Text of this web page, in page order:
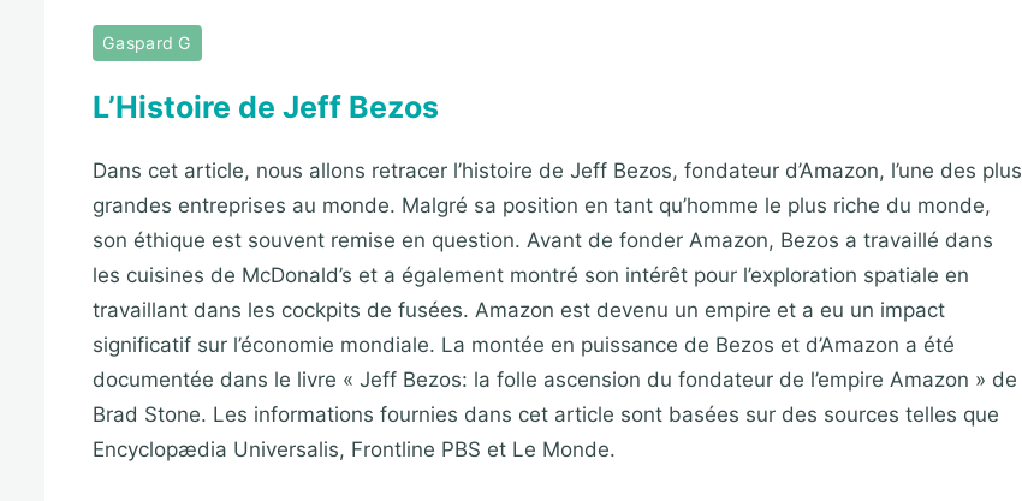
Gaspard G
L’Histoire de Jeff Bezos
Dans cet article, nous allons retracer l’histoire de Jeff Bezos, fondateur d’Amazon, l’une des plus
grandes entreprises au monde. Malgré sa position en tant qu’homme le plus riche du monde,
son éthique est souvent remise en question. Avant de fonder Amazon, Bezos a travaillé dans
les cuisines de McDonald’s et a également montré son intérêt pour l’exploration spatiale en
travaillant dans les cockpits de fusées. Amazon est devenu un empire et a eu un impact
significatif sur l’économie mondiale. La montée en puissance de Bezos et d’Amazon a été
documentée dans le livre « Jeff Bezos: la folle ascension du fondateur de l’empire Amazon » de
Brad Stone. Les informations fournies dans cet article sont basées sur des sources telles que
Encyclopædia Universalis, Frontline PBS et Le Monde.